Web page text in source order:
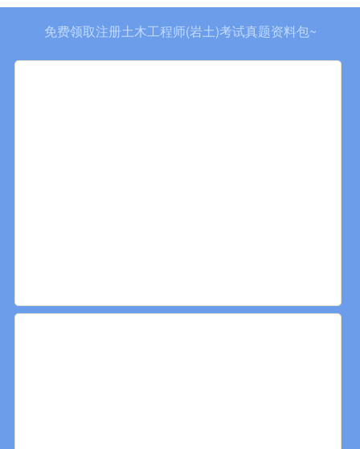
免费领取注册土木工程师(岩土)考试真题资料包~